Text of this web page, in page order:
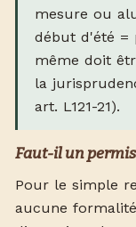
mesure ou
début d'été =
même doit
la
art. L121-21).
Faut-il un
Pour le simple
aucune